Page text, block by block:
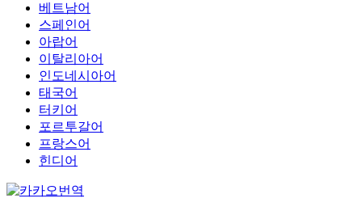
베트남어
스페인어
아랍어
이탈리아어
인도네시아어
태국어
터키어
포르투갈어
프랑스어
힌디어